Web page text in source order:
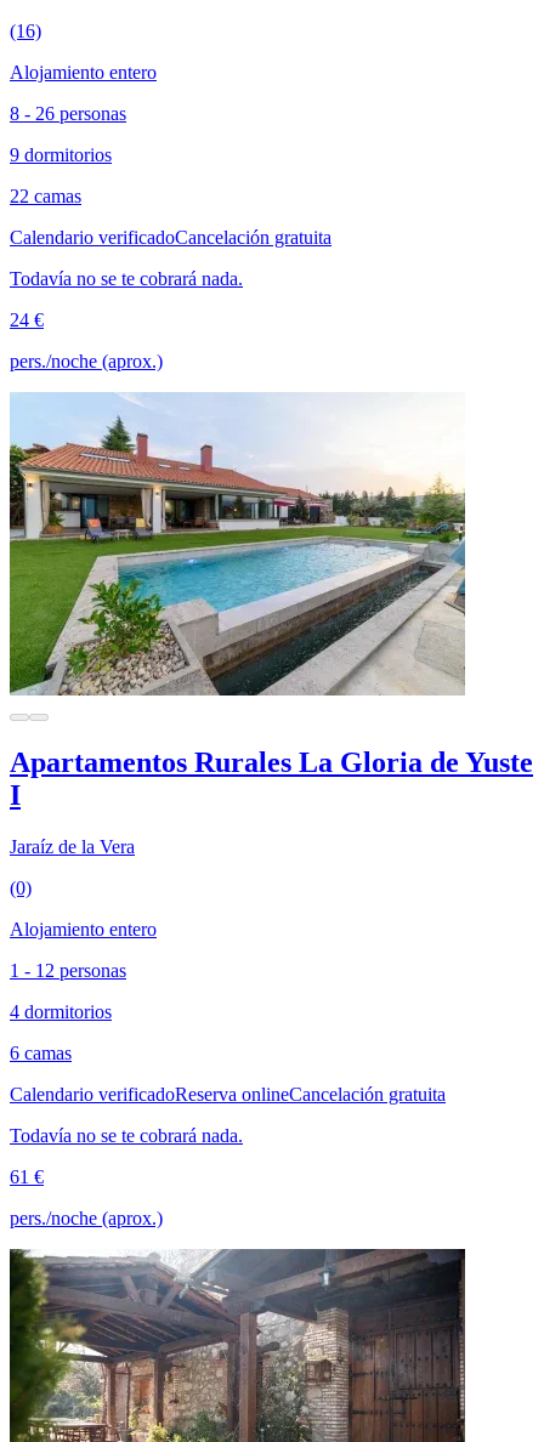
(16)
Alojamiento entero
8 - 26 personas
9 dormitorios
22 camas
Calendario verificadoCancelación gratuita
Todavía no se te cobrará nada.
24 €
pers./noche (aprox.)
Apartamentos Rurales La Gloria de Yuste
I
Jaraíz de la Vera
(0)
Alojamiento entero
1 - 12 personas
4 dormitorios
6 camas
Calendario verificadoReserva onlineCancelación gratuita
Todavía no se te cobrará nada.
61 €
pers./noche (aprox.)